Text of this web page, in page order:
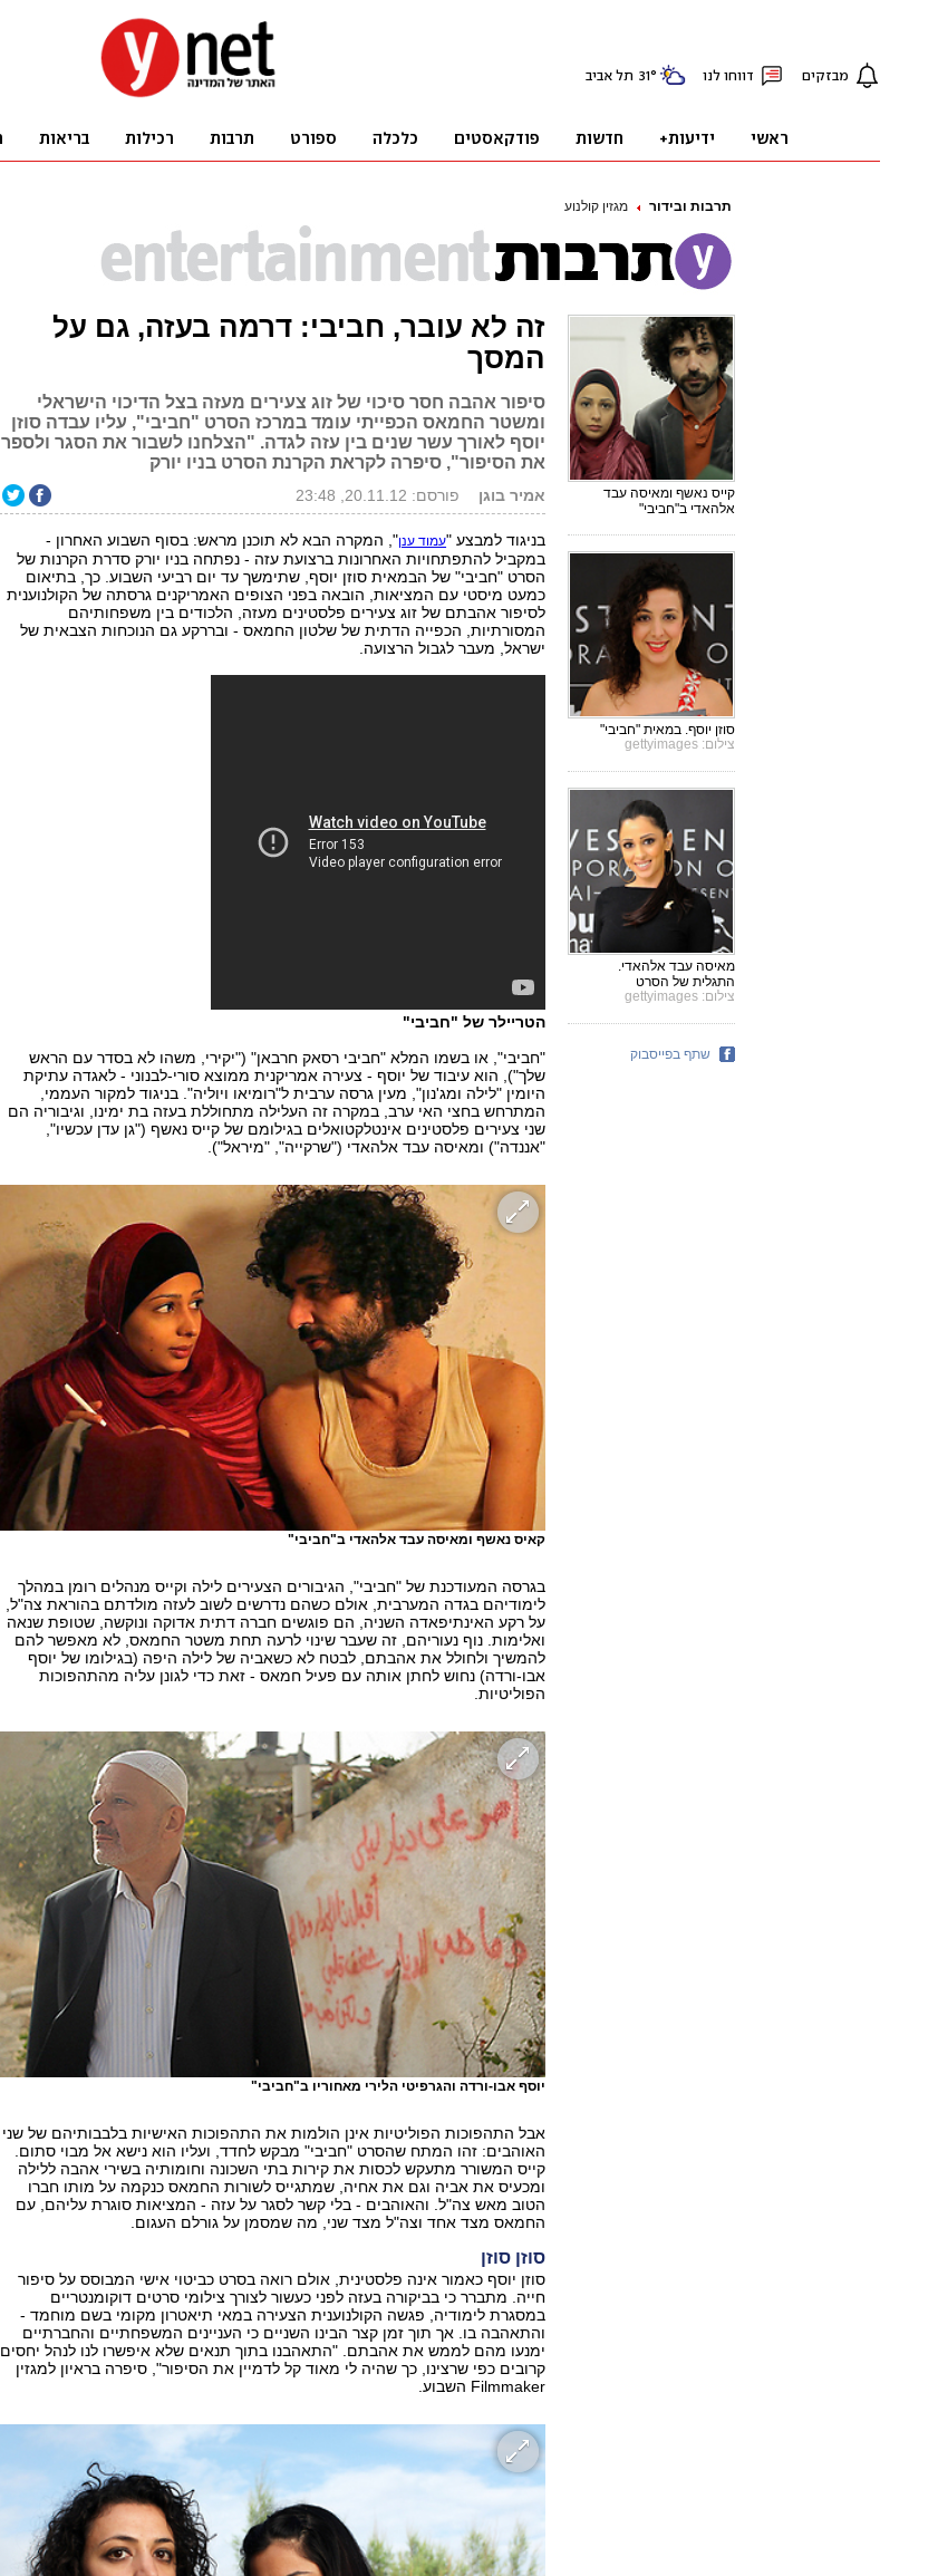
תרבות ובידור מגזין קולנוע
זה לא עובר, חביבי: דרמה בעזה, גם על
המסך
סיפור אהבה חסר סיכוי של זוג צעירים מעזה בצל הדיכוי הישראלי
ומשטר החמאס הכפייתי עומד במרכז הסרט "חביבי", עליו עבדה סוזן
יוסף לאורך עשר שנים בין עזה לגדה. "הצלחנו לשבור את הסגר ולספר
את הסיפור", סיפרה לקראת הקרנת הסרט בניו יורק
אמיר בוגן פורסם: 20.11.12, 23:48
בניגוד למבצע "עמוד ענן", המקרה הבא לא תוכנן מראש: בסוף השבוע האחרון -
במקביל להתפתחויות האחרונות ברצועת עזה - נפתחה בניו יורק סדרת הקרנות של
הסרט "חביבי" של הבמאית סוזן יוסף, שתימשך עד יום רביעי השבוע. כך, בתיאום
כמעט מיסטי עם המציאות, הובאה בפני הצופים האמריקנים גרסתה של הקולנוענית
לסיפור אהבתם של זוג צעירים פלסטינים מעזה, הלכודים בין משפחותיהם
המסורתיות, הכפייה הדתית של שלטון החמאס - ובררקע גם הנוכחות הצבאית של
ישראל, מעבר לגבול הרצועה.
הטריילר של "חביבי"
"חביבי", או בשמו המלא "חביבי רסאק חרבאן" ("יקירי, משהו לא בסדר עם הראש
שלך"), הוא עיבוד של יוסף - צעירה אמריקנית ממוצא סורי-לבנוני - לאגדה עתיקת
היומין "לילה ומג'נון", מעין גרסה ערבית ל"רומיאו ויוליה". בניגוד למקור העממי,
המתרחש בחצי האי ערב, במקרה זה העלילה מתחוללת בעזה בת ימינו, וגיבוריה הם
שני צעירים פלסטינים אינטלקטואלים בגילומם של קייס נאשף ("גן עדן עכשיו",
"אננדה") ומאיסה עבד אלהאדי ("שרקייה", "מיראל").
קאיס נאשף ומאיסה עבד אלהאדי ב"חביבי"
בגרסה המעודכנת של "חביבי", הגיבורים הצעירים לילה וקייס מנהלים רומן במהלך
לימודיהם בגדה המערבית, אולם כשהם נדרשים לשוב לעזה מולדתם בהוראת צה"ל,
על רקע האינתיפאדה השניה, הם פוגשים חברה דתית אדוקה ונוקשה, שטופת שנאה
ואלימות. נוף נעוריהם, זה שעבר שינוי לרעה תחת משטר החמאס, לא מאפשר להם
להמשיך ולחולל את אהבתם, לבטח לא כשאביה של לילה היפה (בגילומו של יוסף
אבו-ורדה) נחוש לחתן אותה עם פעיל חמאס - זאת כדי לגונן עליה מהתהפוכות
הפוליטיות.
יוסף אבו-ורדה והגרפיטי הלירי מאחוריו ב"חביבי"
אבל התהפוכות הפוליטיות אינן הולמות את התהפוכות האישיות בלבבותיהם של שני
האוהבים: זהו המתח שהסרט "חביבי" מבקש לחדד, ועליו הוא נישא אל מבוי סתום.
קייס המשורר מתעקש לכסות את קירות בתי השכונה וחומותיה בשירי אהבה ללילה
ומכעיס את אביה וגם את אחיה, שמתגייס לשורות החמאס כנקמה על מותו חברו
הטוב מאש צה"ל. והאוהבים - בלי קשר לסגר על עזה - המציאות סוגרת עליהם, עם
החמאס מצד אחד וצה"ל מצד שני, מה שמסמן על גורלם העגום.
סוזן סוזן
סוזן יוסף כאמור אינה פלסטינית, אולם רואה בסרט כביטוי אישי המבוסס על סיפור
חייה. מתברר כי בביקורה בעזה לפני כעשור לצורך צילומי סרטים דוקומנטריים
במסגרת לימודיה, פגשה הקולנוענית הצעירה במאי תיאטרון מקומי בשם מוחמד -
והתאהבה בו. אך תוך זמן קצר הבינו השניים כי העניינים המשפחתיים והחברתיים
ימנעו מהם לממש את אהבתם. "התאהבנו בתוך תנאים שלא איפשרו לנו לנהל יחסים
קרובים כפי שרצינו, כך שהיה לי מאוד קל לדמיין את הסיפור", סיפרה בראיון למגזין
Filmmaker השבוע.
קייס נאשף ומאיסה עבד
אלהאדי ב"חביבי"
סוזן יוסף. במאית "חביבי"
צילום: gettyimages
מאיסה עבד אלהאדי.
התגלית של הסרט
צילום: gettyimages
שתף בפייסבוק